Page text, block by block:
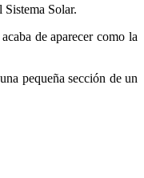
Solar.
de aparecer como la
pequeña sección de un